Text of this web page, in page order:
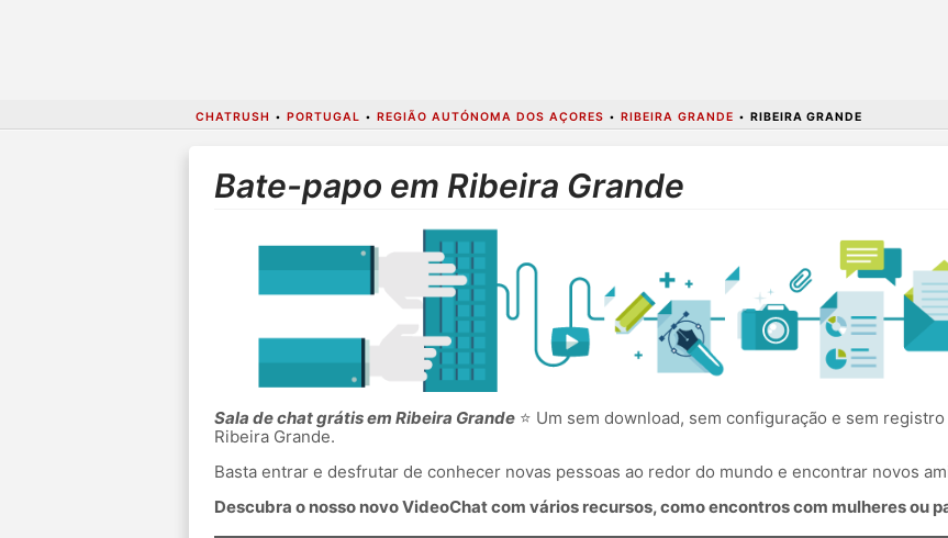
CHATRUSH • PORTUGAL • REGIÃO AUTÓNOMA DOS AÇORES • RIBEIRA GRANDE • RIBEIRA GRANDE
Bate-papo em Ribeira Grande
Sala de chat grátis em Ribeira Grande⭐ Um sem download, sem configuração e sem
Ribeira Grande.
Basta entrar e desfrutar de conhecer novas pessoas ao redor do mundo e encontrar novos
Descubra o nosso novo VideoChat com vários recursos, como encontros com mulheres ou